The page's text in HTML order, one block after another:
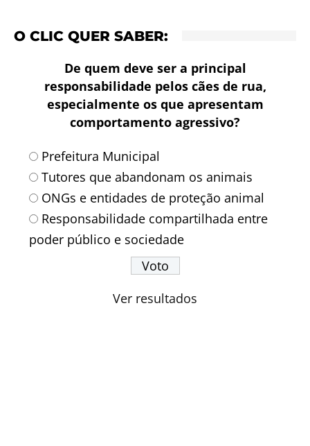
O CLIC QUER SABER:
De quem deve ser a principal
responsabilidade pelos cães de rua,
especialmente os que apresentam
comportamento agressivo?
Prefeitura Municipal
Tutores que abandonam os animais
ONGs e entidades de proteção animal
Responsabilidade compartilhada entre
poder público e sociedade
Ver resultados